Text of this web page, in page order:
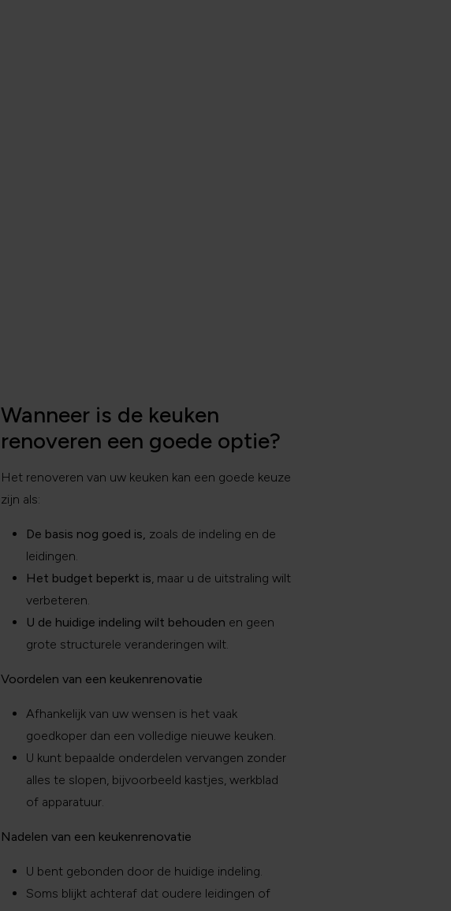
Wanneer is de keuken
renoveren een goede optie?
Het renoveren van uw keuken kan een goede keuze
zijn als:
De basis nog goed is, zoals de indeling en de
leidingen.
Het budget beperkt is, maar u de uitstraling wilt
verbeteren.
U de huidige indeling wilt behouden en geen
grote structurele veranderingen wilt.
Voordelen van een keukenrenovatie
Afhankelijk van uw wensen is het vaak
goedkoper dan een volledige nieuwe keuken.
U kunt bepaalde onderdelen vervangen zonder
alles te slopen, bijvoorbeeld kastjes, werkblad
of apparatuur.
Nadelen van een keukenrenovatie
U bent gebonden door de huidige indeling.
Soms blijkt achteraf dat oudere leidingen of